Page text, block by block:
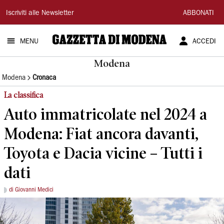
Gazzetta
di
Modena
Iscriviti alle Newsletter ABBONATI
MENU ACCEDI
Modena
Modena Cronaca
La classifica
Auto immatricolate nel 2024 a
Modena: Fiat ancora davanti,
Toyota e Dacia vicine – Tutti i
dati
di Giovanni Medici